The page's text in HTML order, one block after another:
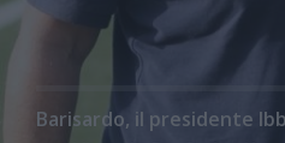
Barisardo, il presidente